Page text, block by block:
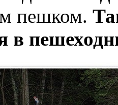
пешком.
в